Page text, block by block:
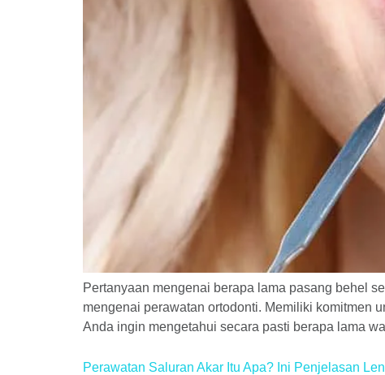
Pertanyaan mengenai berapa lama pasang behel
mengenai perawatan ortodonti. Memiliki komitmen
Anda ingin mengetahui secara pasti berapa lama
Perawatan Saluran Akar Itu Apa? Ini Penjelasan